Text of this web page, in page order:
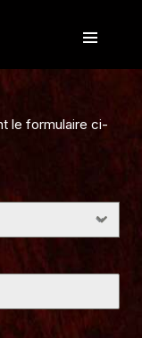
le formulaire ci-